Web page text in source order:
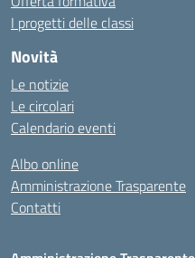
I progetti delle classi
Novità
Le notizie
Le circolari
Calendario eventi
Albo online
Amministrazione Trasparente
Contatti